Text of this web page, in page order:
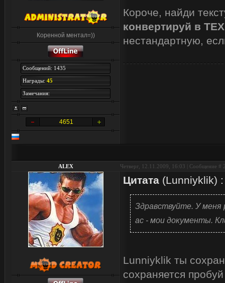
Коренной ментал=))
Сообщений: 1435
Награды: 45
Замечания:
4651
Короче, найди
конвертируй в TEX
нестандартную,
ALEX Четверг, 12.11.2009, 16:03 | Сообщение #
Цитата (Lunniyklik) :
Здравствуйте. У меня
ас - мои документы.
Lunniyklik ты
сохраняется